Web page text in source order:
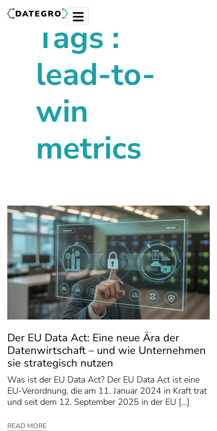
Tags :
lead-to-
win
metrics
Der EU Data Act: Eine neue Ära der
Datenwirtschaft – und wie Unternehmen
sie strategisch nutzen
Was ist der EU Data Act? Der EU Data Act ist eine
EU-Verordnung, die am 11. Januar 2024 in Kraft trat
und seit dem 12. September 2025 in der EU […]
READ MORE